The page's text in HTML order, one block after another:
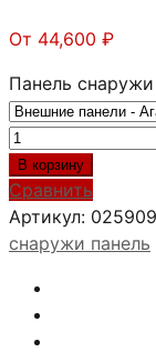
От 44,600 ₽
Панель снаружи
Количество
товара
АРГУС
ЛЮКС
АС
ШОКОЛАД
ДУБ
В корзину
Сравнить
Артикул: 025909
снаружи панель